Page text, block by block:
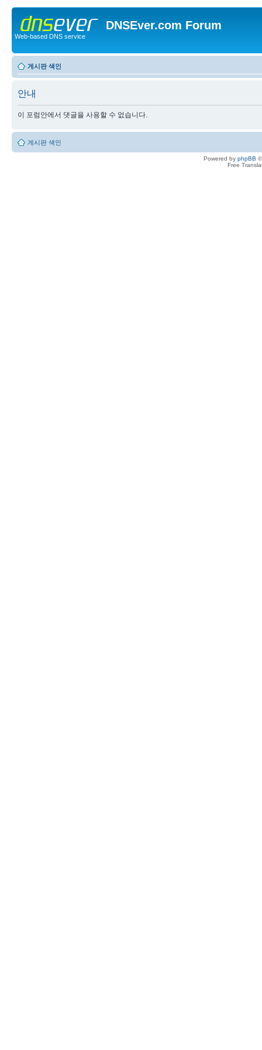
DNSEver.com Forum
Web-based DNS service
게시판 색인
안내
이 포럼안에서 댓글을 사용할 수 없습니다.
게시판 색인
Powered by phpBB
Free